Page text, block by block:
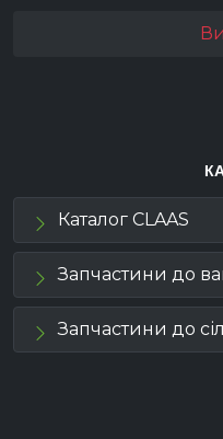
Каталог CLAAS
Запчастини до
Запчастини до